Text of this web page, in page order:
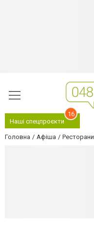
Наші спецпроєкти
16
Головна Афіша Ресторани